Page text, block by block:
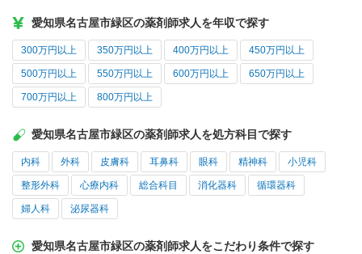
愛知県名古屋市緑区の薬剤師求人を年収で探す
300万円以上 350万円以上 400万円以上 450万円以上
500万円以上 550万円以上 600万円以上 650万円以上
700万円以上 800万円以上
愛知県名古屋市緑区の薬剤師求人を処方科目で探す
内科 外科 皮膚科 耳鼻科 眼科 精神科 小児科
整形外科 心療内科 総合科目 消化器科 循環器科
婦人科 泌尿器科
愛知県名古屋市緑区の薬剤師求人をこだわり条件で探す